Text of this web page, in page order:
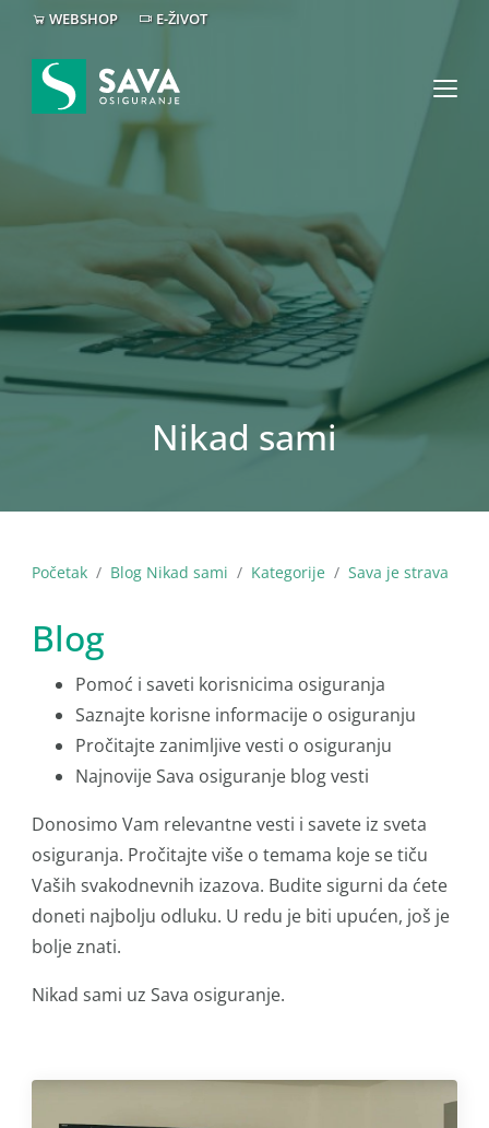
WEBSHOP E-ŽIVOT
Nikad sami
Početak Blog Nikad sami Kategorije Sava je strava
Blog
Pomoć i saveti korisnicima osiguranja
Saznajte korisne informacije o osiguranju
Pročitajte zanimljive vesti o osiguranju
Najnovije Sava osiguranje blog vesti
Donosimo Vam relevantne vesti i savete iz sveta
osiguranja. Pročitajte više o temama koje se tiču
Vaših svakodnevnih izazova. Budite sigurni da ćete
doneti najbolju odluku. U redu je biti upućen, još je
bolje znati.
Nikad sami uz Sava osiguranje.